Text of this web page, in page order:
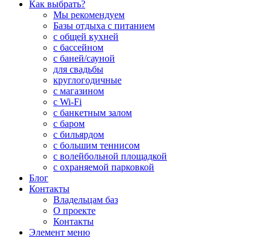
Как выбрать?
Мы рекомендуем
Базы отдыха с питанием
с общей кухней
с бассейном
с баней/сауной
для свадьбы
круглогодичные
с магазином
с Wi-Fi
с банкетным залом
с баром
с бильярдом
с большим теннисом
с волейбольной площадкой
с охраняемой парковкой
Блог
Контакты
Владельцам баз
О проекте
Контакты
Элемент меню